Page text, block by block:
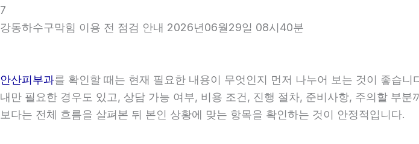
7
강동하수구막힘 이용 전 점검 안내 2026년06월29일 08시40분
안산피부과를 확인할 때는 현재 필요한 내용이 무엇인지 먼저 나누어 보는 것이 좋습
내만 필요한 경우도 있고, 상담 가능 여부, 비용 조건, 진행 절차, 준비사항, 주의할 부
보다는 전체 흐름을 살펴본 뒤 본인 상황에 맞는 항목을 확인하는 것이 안정적입니다.